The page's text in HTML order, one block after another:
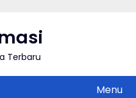
Terbaru
Menu